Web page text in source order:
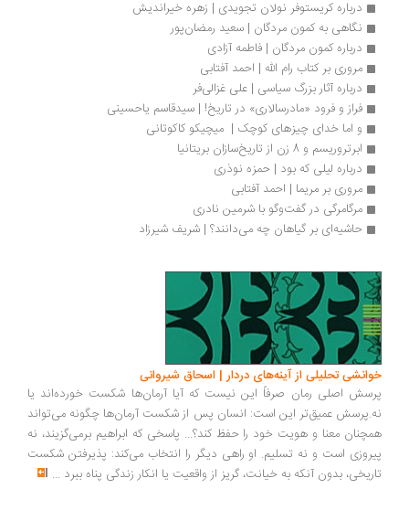
درباره کریستوفر نولان تجویدی | زهره خیراندیش
نگاهی به کمون مردگان | سعید رمضان‌پور
درباره کمون مردگان | فاطمه آزادی
مروری بر کتاب رام الله | احمد آفتابی
درباره آثار بزرگ سیاسی | علی غزالی‌فر
فراز و فرود «مادرسالاری» در تاریخ! | سیدقاسم یاحسینی
و اما خدای چیزهای کوچک |  میچیکو کاکوتانی
ابرتروریسم و 8 زن از تاریخ‌سازان بریتانیا
درباره لیلی که بود | حمزه نوذری
مروری بر مریما | احمد آفتابی
مرگامرگی در گفت‌وگو با شرمین نادری
حاشیه‌ای بر گیاهان چه می‌دانند؟ | شریف شیرزاد
تحلیلی از آینه‌های دردار | اسحاق شیروانی
اصلی رمان صرفاً این نیست که آیا آرمان‌ها شکست خورده‌اند یا
عمیق‌تر این است: انسان پس از شکست آرمان‌ها چگونه می‌تواند
معنا و هویت خود را حفظ کند؟... پاسخی که ابراهیم برمی‌گزیند، نه
است و نه تسلیم. او راهی دیگر را انتخاب می‌کند: پذیرفتن شکست
بدون آنکه به خیانت، گریز از واقعیت یا انکار زندگی پناه ببرد...